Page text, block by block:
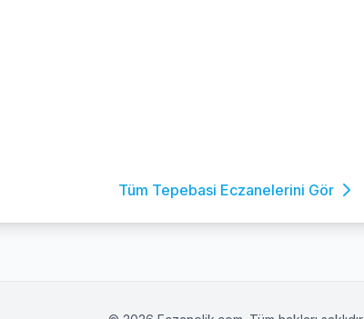
Tüm Tepebasi Eczanelerini Gör